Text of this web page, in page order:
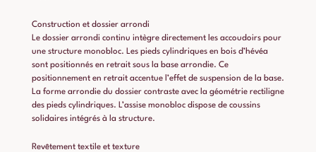
Construction et dossier arrondi
Le dossier arrondi continu intègre directement les accoudoirs pour
une structure monobloc. Les pieds cylindriques en bois d’hévéa
sont positionnés en retrait sous la base arrondie. Ce
positionnement en retrait accentue l’effet de suspension de la base.
La forme arrondie du dossier contraste avec la géométrie rectiligne
des pieds cylindriques. L’assise monobloc dispose de coussins
solidaires intégrés à la structure.
Revêtement textile et texture